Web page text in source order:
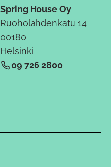
Spring House Oy
Ruoholahdenkatu 14
00180
Helsinki
09 726 2800